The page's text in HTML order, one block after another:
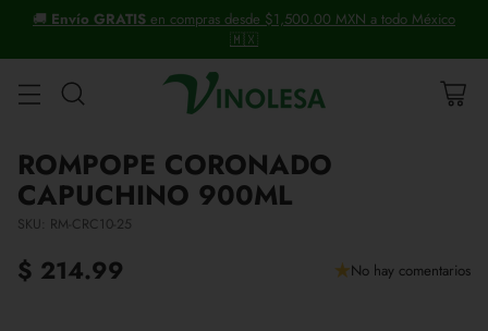
+30 años distribuyendo vinos y licores.
ROMPOPE CORONADO
CAPUCHINO 900ML
SKU: RM-CRC10-25
Precio
$ 214.99 No hay comentarios